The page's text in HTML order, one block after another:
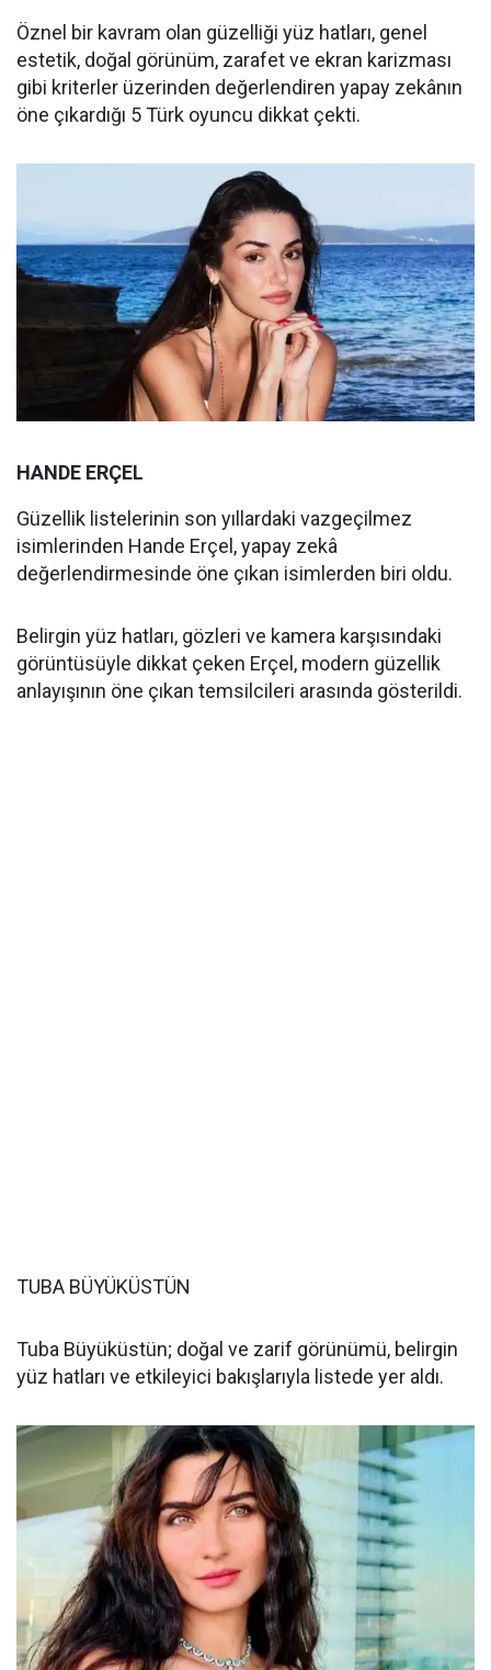
Öznel bir kavram olan güzelliği yüz hatları, genel
estetik, doğal görünüm, zarafet ve ekran karizması
gibi kriterler üzerinden değerlendiren yapay zekânın
öne çıkardığı 5 Türk oyuncu dikkat çekti.
HANDE ERÇEL
Güzellik listelerinin son yıllardaki vazgeçilmez
isimlerinden Hande Erçel, yapay zekâ
değerlendirmesinde öne çıkan isimlerden biri oldu.
Belirgin yüz hatları, gözleri ve kamera karşısındaki
görüntüsüyle dikkat çeken Erçel, modern güzellik
anlayışının öne çıkan temsilcileri arasında gösterildi.
TUBA BÜYÜKÜSTÜN
Tuba Büyüküstün; doğal ve zarif görünümü, belirgin
yüz hatları ve etkileyici bakışlarıyla listede yer aldı.